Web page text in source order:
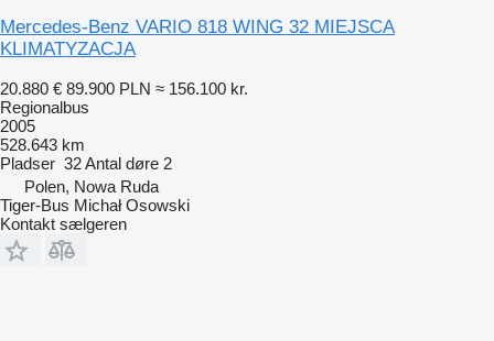
Mercedes-Benz VARIO 818 WING 32 MIEJSCA
KLIMATYZACJA
20.880 € 89.900 PLN ≈ 156.100 kr.
Regionalbus
2005
528.643 km
Pladser 32Antal døre 2
Polen, Nowa Ruda
Tiger-Bus Michał Osowski
Kontakt sælgeren